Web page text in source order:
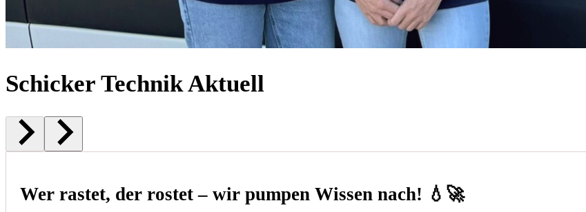
Schicker Technik Aktuell
Wer rastet, der rostet – wir pumpen Wissen nach! 💧🚀